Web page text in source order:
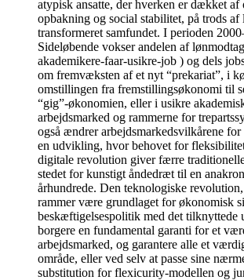
atypisk ansatte, der hverken er dækket
opbakning og social stabilitet, på trods
transformeret samfundet. I perioden
Sideløbende vokser andelen af
akademikere-faar-usikre-job ) og dels
om fremvæksten af et nyt “prekariat”, i
omstillingen fra fremstillingsøkonomi til
“gig”-økonomien, eller i usikre
arbejdsmarked og rammerne for
også ændrer arbejdsmarkedsvilkårene
en udvikling, hvor behovet for
digitale revolution giver færre
stedet for kunstigt åndedræt til en
århundrede. Den teknologiske
rammer være grundlaget for økonomisk
beskæftigelsespolitik med det tilknyttede
borgere en fundamental garanti for et
arbejdsmarked, og garantere alle et
område, eller ved selv at passe sine
substitution for flexicurity-modellen og